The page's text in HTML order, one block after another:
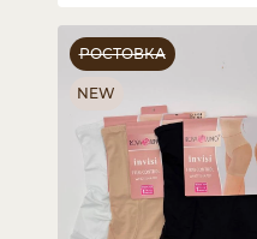
РОСТОВКА
NEW